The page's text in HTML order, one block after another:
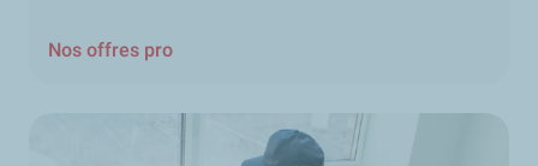
Nos offres pro